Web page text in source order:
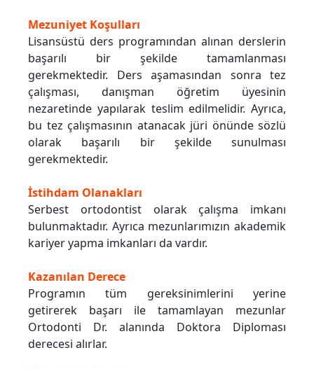
Mezuniyet Koşulları
Lisansüstü ders programından alınan derslerin
başarılı bir şekilde tamamlanması
gerekmektedir. Ders aşamasından sonra tez
çalışması, danışman öğretim üyesinin
nezaretinde yapılarak teslim edilmelidir. Ayrıca,
bu tez çalışmasının atanacak jüri önünde sözlü
olarak başarılı bir şekilde sunulması
gerekmektedir.
İstihdam Olanakları
Serbest ortodontist olarak çalışma imkanı
bulunmaktadır. Ayrıca mezunlarımızın akademik
kariyer yapma imkanları da vardır.
Kazanılan Derece
Programın tüm gereksinimlerini yerine
getirerek başarı ile tamamlayan mezunlar
Ortodonti Dr. alanında Doktora Diploması
derecesi alırlar.